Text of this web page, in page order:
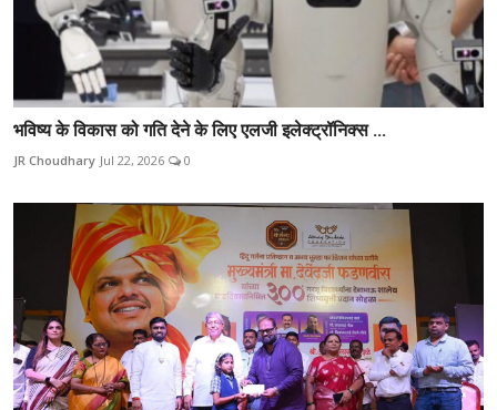
भविष्य के विकास को गति देने के लिए एलजी इलेक्ट्रॉनिक्स ...
JR Choudhary Jul 22, 2026 0